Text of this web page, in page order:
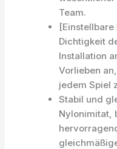
Team.
Dichtigkeit
Installation
Vorlieben
jedem Spiel
Stabil und
Nylonimitat,